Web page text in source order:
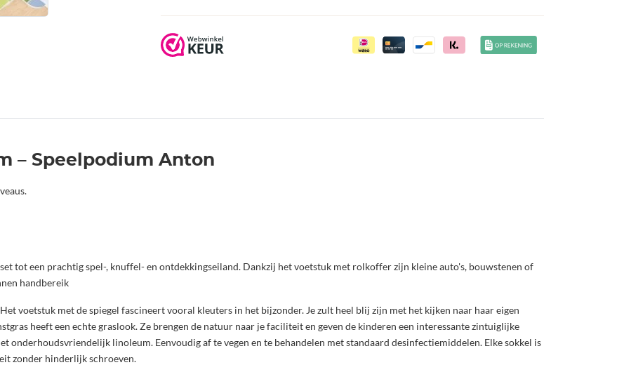
– Speelpodium Anton
tot een prachtig spel-, knuffel- en ontdekkingseiland. Dankzij het voetstuk met rolkoffer zijn kleine auto's, bouwstenen of
handbereik
voetstuk met de spiegel fascineert vooral kleuters in het bijzonder. Je zult heel blij zijn met het kijken naar haar eigen
heeft een echte graslook. Ze brengen de natuur naar je faciliteit en geven de kinderen een interessante zintuiglijke
linoleum. Eenvoudig af te vegen en te behandelen met standaard desinfectiemiddelen. Elke sokkel is
zonder hinderlijk schroeven.